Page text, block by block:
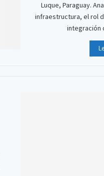
Luque, Paraguay.
infraestructura, el rol
integración